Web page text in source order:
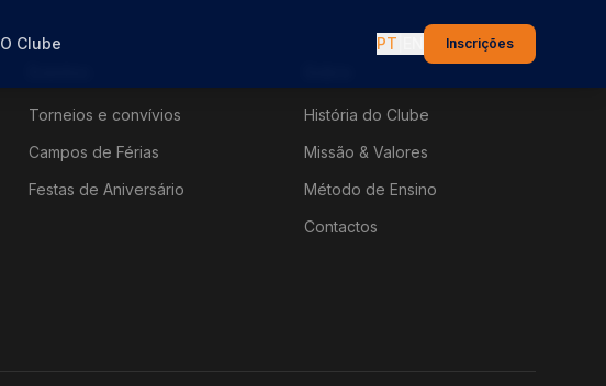
O Clube PT Inscrições
Torneios e convívios
Campos de Férias
Festas de Aniversário
História do Clube
Missão & Valores
Método de Ensino
Contactos